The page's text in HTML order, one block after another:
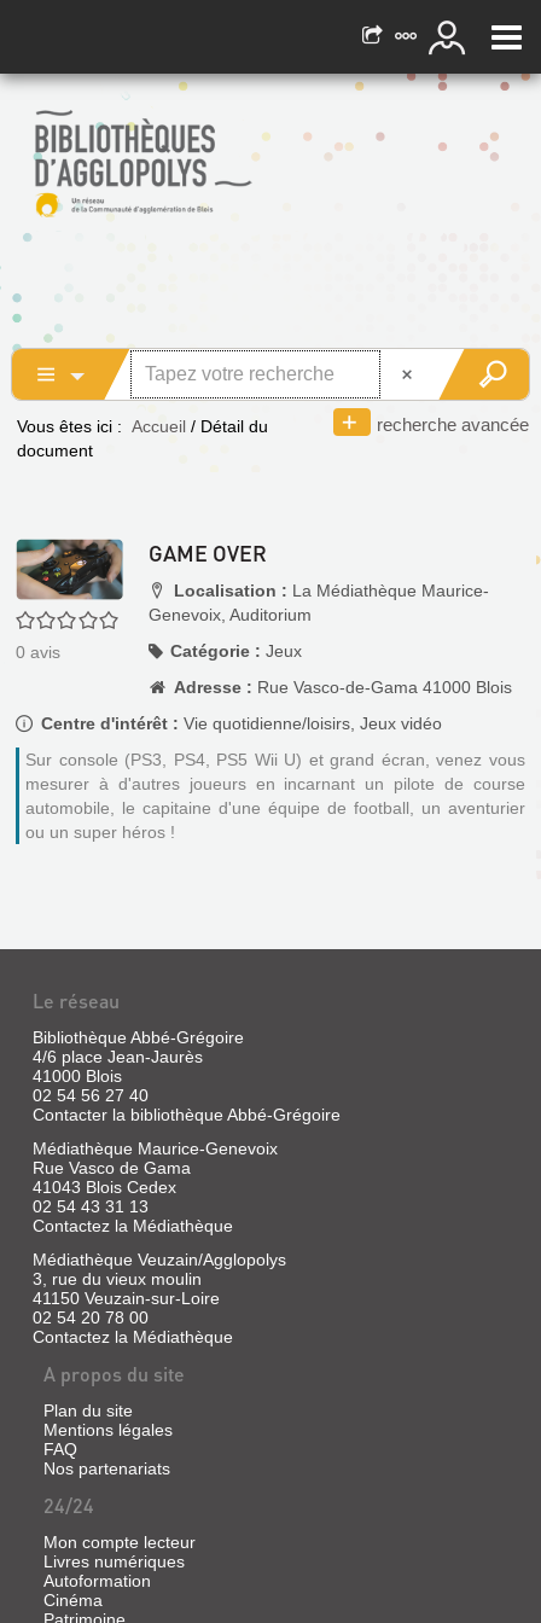
recherche avancée
Vous êtes ici : Accueil / Détail du
document
0/5
0 avis
GAME OVER
Localisation : La Médiathèque Maurice-
Genevoix, Auditorium
Catégorie : Jeux
Adresse : Rue Vasco-de-Gama 41000 Blois
Centre d'intérêt : Vie quotidienne/loisirs, Jeux vidéo
Sur console (PS3, PS4, PS5 Wii U) et grand écran, venez vous
mesurer à d'autres joueurs en incarnant un pilote de course
automobile, le capitaine d'une équipe de football, un aventurier
ou un super héros !
Le réseau
Bibliothèque Abbé-Grégoire
4/6 place Jean-Jaurès
41000 Blois
02 54 56 27 40
Contacter la bibliothèque Abbé-Grégoire
Médiathèque Maurice-Genevoix
Rue Vasco de Gama
41043 Blois Cedex
02 54 43 31 13
Contactez la Médiathèque
Médiathèque Veuzain/Agglopolys
3, rue du vieux moulin
41150 Veuzain-sur-Loire
02 54 20 78 00
Contactez la Médiathèque
A propos du site
Plan du site
Mentions légales
FAQ
Nos partenariats
24/24
Mon compte lecteur
Livres numériques
Autoformation
Cinéma